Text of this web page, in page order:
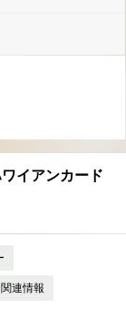
イアンカード
連情報